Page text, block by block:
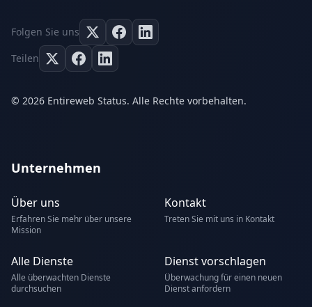
Folgen Sie uns
Teilen
© 2026 Entireweb Status. Alle Rechte vorbehalten.
Unternehmen
Über uns
Erfahren Sie mehr über unsere
Mission
Kontakt
Treten Sie mit uns in Kontakt
Alle Dienste
Alle überwachten Dienste
durchsuchen
Dienst vorschlagen
Überwachung für einen neuen
Dienst anfordern